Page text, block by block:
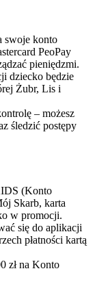
swoje konto
PeoPay
pieniędzmi.
dziecko będzie
Żubr, Lis i
– możesz
śledzić postępy
(Konto
Skarb, karta
w promocji.
się do aplikacji
płatności kartą
zł na Konto